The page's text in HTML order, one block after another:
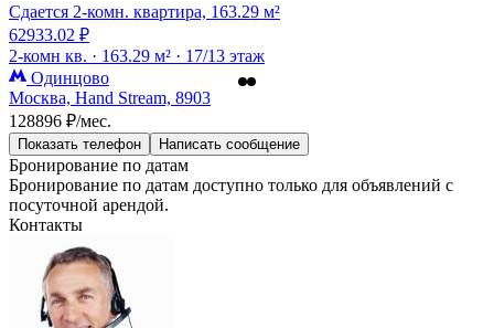
Сдается 2-комн. квартира, 163.29 м²
62933.02 ₽
2-комн кв. · 163.29 м² · 17/13 этаж
Одинцово
Москва, Hand Stream, 8903
128896 ₽/мес.
Показать телефон Написать сообщение
Бронирование по датам
Бронирование по датам доступно только для объявлений с
посуточной арендой.
Контакты